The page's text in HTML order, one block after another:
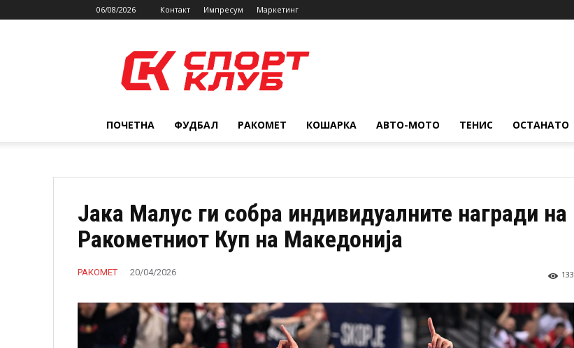
06/08/2026 Контакт Импресум Маркетинг
ПОЧЕТНА ФУДБАЛ РАКОМЕТ КОШАРКА АВТО-МОТО ТЕНИС ОСТАНАТО
Јака Малус ги собра индивидуалните награди на
Ракометниот Куп на Македонија
РАКОМЕТ 20/04/2026 133